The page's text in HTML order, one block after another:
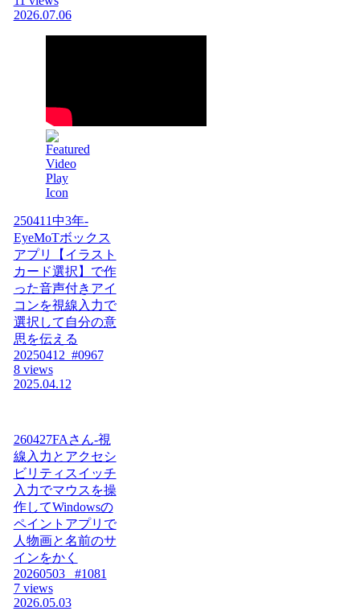
2026.07.06
250411中3年-
EyeMoTボックス
アプリ【イラスト
カード選択】で作
った音声付きアイ
コンを視線入力で
選択して自分の意
思を伝える
20250412_#0967
8 views
2025.04.12
260427FAさん-視
線入力とアクセシ
ビリティスイッチ
入力でマウスを操
作してWindowsの
ペイントアプリで
人物画と名前のサ
インをかく
20260503_ #1081
7 views
2026.05.03